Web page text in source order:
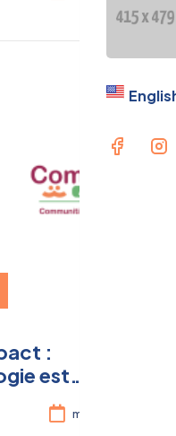
:
est
Afriquemai 09, 2026